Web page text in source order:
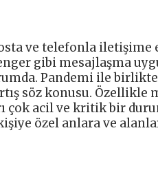
ve telefonla iletişime
gibi mesajlaşma
Pandemi ile
söz konusu. Özellikle
çok acil ve kritik bir
özel anlara ve